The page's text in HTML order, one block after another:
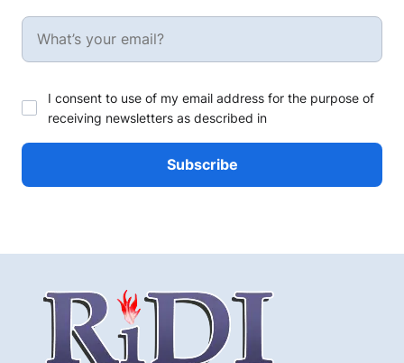
I consent to use of my email address for the purpose of
receiving newsletters as described in